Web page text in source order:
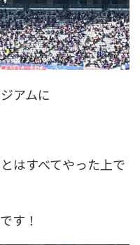
アムに
はすべてやった上で
す！